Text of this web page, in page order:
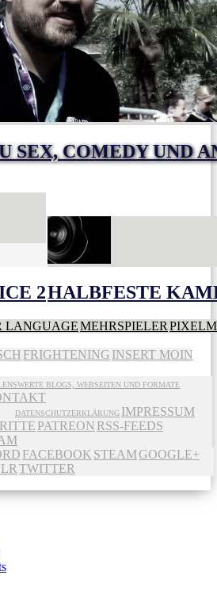
SEX, COMEDY UND
2HALBFESTE
LANGUAGEMEHRSPIELER
FRIGHTENING INSERT MOIN
BLOGS, WEBSEITEN UND FORMATE
DATENSCHUTZERKLÄRUNG IMPRESSUM
PATREON RSS-FEEDS
FACEBOOK STEAMGOOGLE+
TWITTER